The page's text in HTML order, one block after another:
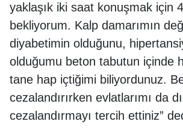
yaklaşık iki saat konuşmak için
bekliyorum. Kalp damarımın
diyabetimin olduğunu,
olduğumu beton tabutun içinde
tane hap içtiğimi biliyordunuz.
cezalandırırken evlatlarımı da
cezalandırmayı tercih ettiniz”